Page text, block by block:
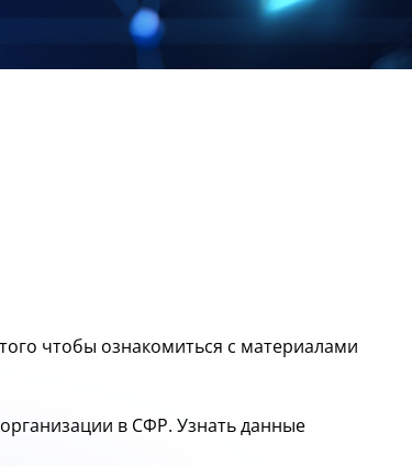
чтобы ознакомиться с материалами
в СФР. Узнать данные